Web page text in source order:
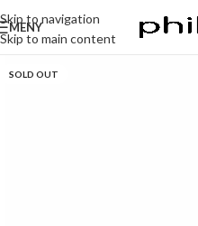
Skip to navigation
Skip to main content
MENY
SOLD OUT